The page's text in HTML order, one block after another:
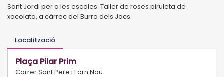
Sant Jordi per a les escoles. Taller de roses piruleta de
xocolata, a càrrec del Burro dels Jocs.
Localització
Plaça Pilar Prim
Carrer Sant Pere i Forn Nou